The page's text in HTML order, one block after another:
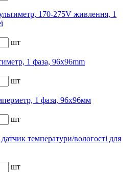
170-275V живлення, 1
шт
1 фаза, 96x96mm
шт
1 фаза, 96x96мм
шт
температури/вологості для
шт